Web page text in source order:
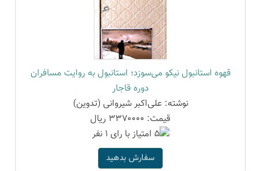
قهوه استانبول نیکو می‌سوزد؛ استانبول به روایت مسافران
دوره قاجار
نوشته: علی‌اکبر شیروانی (تدوین)
قیمت: 3370000 ریال
سفارش بدهید